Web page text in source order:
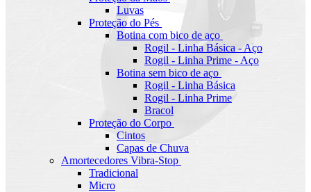
Luvas
Proteção do Pés
Botina com bico de aço
Rogil - Linha Básica - Aço
Rogil - Linha Prime - Aço
Botina sem bico de aço
Rogil - Linha Básica
Rogil - Linha Prime
Bracol
Proteção do Corpo
Cintos
Capas de Chuva
Amortecedores Vibra-Stop
Tradicional
Micro